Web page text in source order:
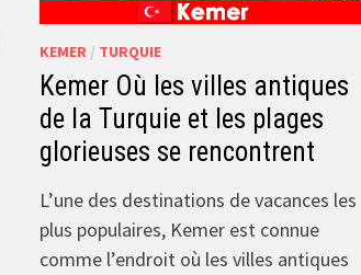
KEMER/ TURQUIE
Kemer Où les villes antiques
de la Turquie et les plages
glorieuses se rencontrent
L’une des destinations de vacances les
plus populaires, Kemer est connue
comme l’endroit où les villes antiques